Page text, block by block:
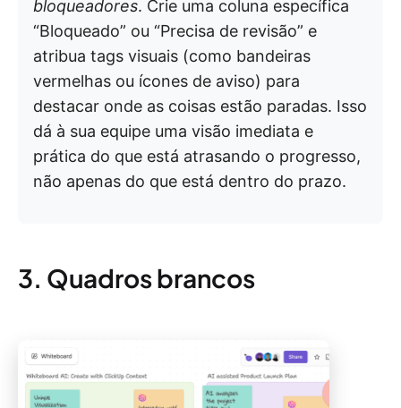
bloqueadores. Crie uma coluna específica
“Bloqueado” ou “Precisa de revisão” e
atribua tags visuais (como bandeiras
vermelhas ou ícones de aviso) para
destacar onde as coisas estão paradas. Isso
dá à sua equipe uma visão imediata e
prática do que está atrasando o progresso,
não apenas do que está dentro do prazo.
3. Quadros brancos